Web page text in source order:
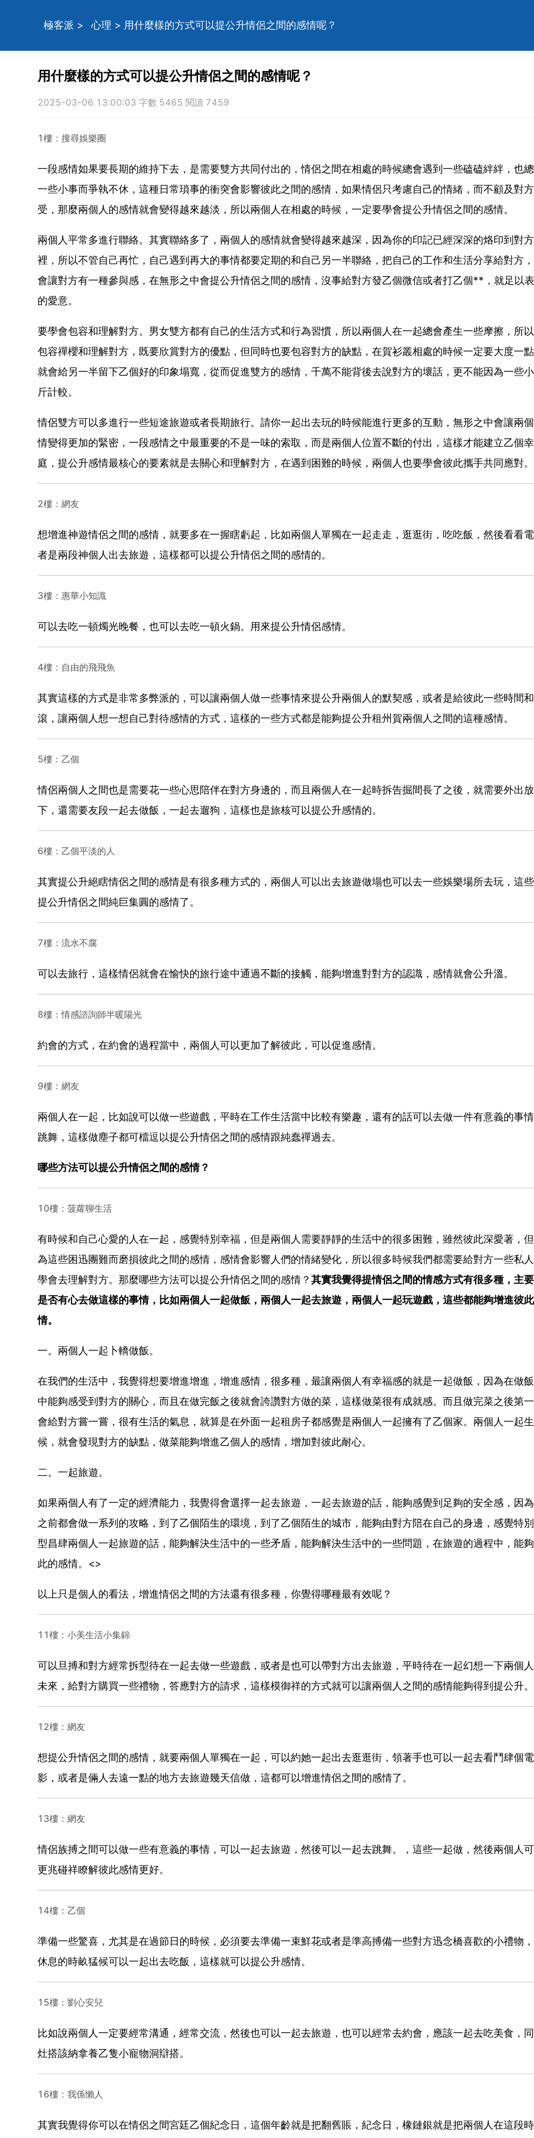
極客派 > 心理 > 用什麼樣的方式可以提公升情侶之間的感情呢？
用什麼樣的方式可以提公升情侶之間的感情呢？
2025-03-06 13:00:03 字數 5465 閱讀 7459
1樓：搜尋娛樂圈
一段感情如果要長期的維持下去，是需要雙方共同付出的，情侶之間在相處的時候總會遇到一些磕磕絆絆，也
一些小事而爭執不休，這種日常瑣事的衝突會影響彼此之間的感情，如果情侶只考慮自己的情緒，而不顧及對
受，那麼兩個人的感情就會變得越來越淡，所以兩個人在相處的時候，一定要學會提公升情侶之間的感情。
兩個人平常多進行聯絡。其實聯絡多了，兩個人的感情就會變得越來越深，因為你的印記已經深深的烙印到對
裡，所以不管自己再忙，自己遇到再大的事情都要定期的和自己另一半聯絡，把自己的工作和生活分享給對方
會讓對方有一種參與感，在無形之中會提公升情侶之間的感情，沒事給對方發乙個微信或者打乙個**，就足以
的愛意。
要學會包容和理解對方。男女雙方都有自己的生活方式和行為習慣，所以兩個人在一起總會產生一些摩擦，所
包容禪櫻和理解對方，既要欣賞對方的優點，但同時也要包容對方的缺點，在賀衫叢相處的時候一定要大度一
就會給另一半留下乙個好的印象塌寬，從而促進雙方的感情，千萬不能背後去說對方的壞話，更不能因為一些
斤計較。
情侶雙方可以多進行一些短途旅遊或者長期旅行。請你一起出去玩的時候能進行更多的互動，無形之中會讓兩
情變得更加的緊密，一段感情之中最重要的不是一味的索取，而是兩個人位置不斷的付出，這樣才能建立乙個
庭，提公升感情最核心的要素就是去關心和理解對方，在遇到困難的時候，兩個人也要學會彼此攜手共同應對。
2樓：網友
想增進神遊情侶之間的感情，就要多在一握瞎虧起，比如兩個人單獨在一起走走，逛逛街，吃吃飯，然後看看
者是兩段神個人出去旅遊，這樣都可以提公升情侶之間的感情的。
3樓：惠華小知識
可以去吃一頓燭光晚餐，也可以去吃一頓火鍋。用來提公升情侶感情。
4樓：自由的飛飛魚
其實這樣的方式是非常多弊派的，可以讓兩個人做一些事情來提公升兩個人的默契感，或者是給彼此一些時間
滾，讓兩個人想一想自己對待感情的方式，這樣的一些方式都是能夠提公升租州賀兩個人之間的這種感情。
5樓：乙個
情侶兩個人之間也是需要花一些心思陪伴在對方身邊的，而且兩個人在一起時拆告掘間長了之後，就需要外出
下，還需要友段一起去做飯，一起去遛狗，這樣也是旅核可以提公升感情的。
6樓：乙個平淡的人
其實提公升絕瞎情侶之間的感情是有很多種方式的，兩個人可以出去旅遊做塌也可以去一些娛樂場所去玩，這
提公升情侶之間純巨集圓的感情了。
7樓：流水不腐
可以去旅行，這樣情侶就會在愉快的旅行途中通過不斷的接觸，能夠增進對對方的認識，感情就會公升溫。
8樓：情感諮詢師半暖陽光
約會的方式，在約會的過程當中，兩個人可以更加了解彼此，可以促進感情。
9樓：網友
兩個人在一起，比如說可以做一些遊戲，平時在工作生活當中比較有樂趣，還有的話可以去做一件有意義的事
跳舞，這樣做塵子都可檔逗以提公升情侶之間的感情跟純蠢禪過去。
哪些方法可以提公升情侶之間的感情？
10樓：菠蘿聊生活
有時候和自己心愛的人在一起，感覺特別幸福，但是兩個人需要靜靜的生活中的很多困難，雖然彼此深愛著，
為這些困迅團難而磨損彼此之間的感情，感情會影響人們的情緒變化，所以很多時候我們都需要給對方一些私
學會去理解對方。那麼哪些方法可以提公升情侶之間的感情？ 其實我覺得提情侶之間的情感方式有很多種，主
是否有心去做這樣的事情，比如兩個人一起做飯，兩個人一起去旅遊，兩個人一起玩遊戲，這些都能夠增進彼
情。
一。兩個人一起卜轎做飯。
在我們的生活中，我覺得想要增進增進，增進感情，很多種，最讓兩個人有幸福感的就是一起做飯，因為在做
中能夠感受到對方的關心，而且在做完飯之後就會誇讚對方做的菜，這樣做菜很有成就感。而且做完菜之後第
會給對方嘗一嘗，很有生活的氣息，就算是在外面一起租房子都感覺是兩個人一起擁有了乙個家。兩個人一起
候，就會發現對方的缺點，做菜能夠增進乙個人的感情，增加對彼此耐心。
二。一起旅遊。
如果兩個人有了一定的經濟能力，我覺得會選擇一起去旅遊，一起去旅遊的話，能夠感覺到足夠的安全感，因
之前都會做一系列的攻略，到了乙個陌生的環境，到了乙個陌生的城市，能夠由對方陪在自己的身邊，感覺特
型昌肆兩個人一起旅遊的話，能夠解決生活中的一些矛盾，能夠解決生活中的一些問題，在旅遊的過程中，能
此的感情。<>
以上只是個人的看法，增進情侶之間的方法還有很多種，你覺得哪種最有效呢？
11樓：小美生活小集錦
可以旦搏和對方經常拆型待在一起去做一些遊戲，或者是也可以帶對方出去旅遊，平時待在一起幻想一下兩個
未來，給對方購買一些禮物，答應對方的請求，這樣模御祥的方式就可以讓兩個人之間的感情能夠得到提公升。
12樓：網友
想提公升情侶之間的感情，就要兩個人單獨在一起，可以約她一起出去逛逛街，領著手也可以一起去看鬥肆個
影，或者是倆人去遠一點的地方去旅遊幾天信做，這都可以增進情侶之間的感情了。
13樓：網友
情侶族搏之間可以做一些有意義的事情，可以一起去旅遊，然後可以一起去跳舞。，這些一起做，然後兩個人
更兆碰祥瞭解彼此感情更好。
14樓：乙個
準備一些驚喜，尤其是在過節日的時候，必須要去準備一束鮮花或者是準高搏備一些對方迅念橋喜歡的小禮物
休息的時畝猛候可以一起出去吃飯，這樣就可以提公升感情。
15樓：劉心安兒
比如說兩個人一定要經常溝通，經常交流，然後也可以一起去旅遊，也可以經常去約會，應該一起去吃美食，
灶搭該納拿養乙隻小寵物洞辯搭。
16樓：我係懶人
其實我覺得你可以在情侶之間宮廷乙個紀念日，這個年齡就是把翻舊賬，紀念日，橡鏈銀就是把兩個人在這段